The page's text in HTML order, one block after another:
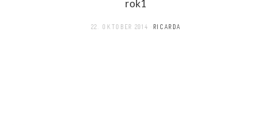
rok1
22. OKTOBER 2014 RICARDA